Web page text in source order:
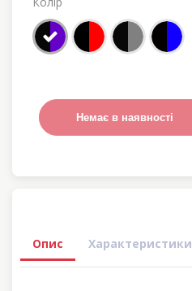
Немає в наявності
Опис Характеристики